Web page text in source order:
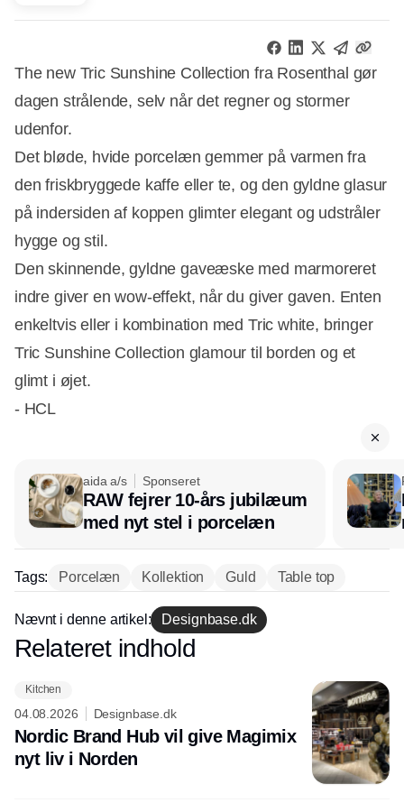
The new Tric Sunshine Collection fra Rosenthal gør
dagen strålende, selv når det regner og stormer
udenfor.
Det bløde, hvide porcelæn gemmer på varmen fra
den friskbryggede kaffe eller te, og den gyldne glasur
på indersiden af koppen glimter elegant og udstråler
hygge og stil.
Den skinnende, gyldne gaveæske med marmoreret
indre giver en wow-effekt, når du giver gaven. Enten
enkeltvis eller i kombination med Tric white, bringer
Tric Sunshine Collection glamour til borden og et
glimt i øjet.
- HCL
aida a/s Sponseret
RAW fejrer 10-års jubilæum
med nyt stel i porcelæn
Tags: Porcelæn Kollektion Guld Table top
Nævnt i denne artikel: Designbase.dk
Annonce
Relateret indhold
Kitchen
04.08.2026 Designbase.dk
Nordic Brand Hub vil give Magimix
nyt liv i Norden